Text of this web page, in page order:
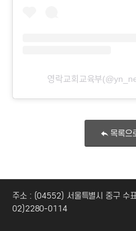
목록으
주소 : (04552) 서울특별시 중구 수
02)2280-0114